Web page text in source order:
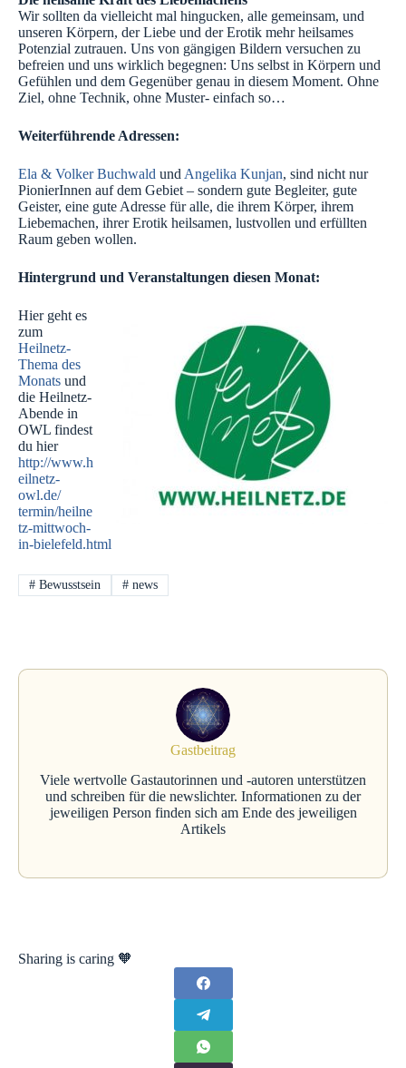
Wir sollten da vielleicht mal hingucken, alle gemeinsam, und
unseren Körpern, der Liebe und der Erotik mehr heilsames
Potenzial zutrauen. Uns von gängigen Bildern versuchen zu
befreien und uns wirklich begegnen: Uns selbst in Körpern und
Gefühlen und dem Gegenüber genau in diesem Moment. Ohne
Ziel, ohne Technik, ohne Muster- einfach so…
Weiterführende Adressen:
Ela & Volker Buchwald und Angelika Kunjan, sind nicht nur
PionierInnen auf dem Gebiet – sondern gute Begleiter, gute
Geister, eine gute Adresse für alle, die ihrem Körper, ihrem
Liebemachen, ihrer Erotik heilsamen, lustvollen und erfüllten
Raum geben wollen.
Hintergrund und Veranstaltungen diesen Monat:
Hier geht es
zum
Heilnetz-
Thema des
Monats und
die Heilnetz-
Abende in
OWL findest
du hier
http://www.h
eilnetz-
owl.de/
termin/heilne
tz-mittwoch-
in-bielefeld.html
#Bewusstsein #news
Sharing is caring 🧡
Gastbeitrag
Viele wertvolle Gastautorinnen und -autoren unterstützen
und schreiben für die newslichter. Informationen zu der
jeweiligen Person finden sich am Ende des jeweiligen
Artikels